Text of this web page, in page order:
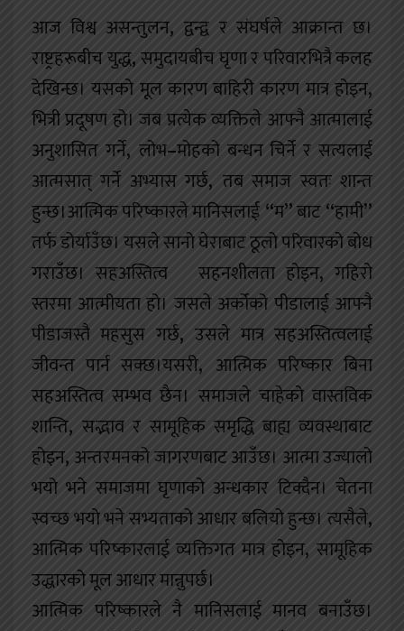
आज विश्व असन्तुलन,द्वन्द्व र संघर्षले आक्रान्त छ।
राष्ट्रहरूबीच युद्ध,समुदायबीच घृणा र परिवारभित्रै कलह
देखिन्छ। यसको मूल कारण बाहिरी कारण मात्र होइन,
भित्री प्रदूषण हो। जब प्रत्येक व्यक्तिले आफ्नै आत्मालाई
अनुशासित गर्ने, लोभ–मोहको बन्धन चिर्ने र सत्यलाई
आत्मसात् गर्ने अभ्यास गर्छ, तब समाज स्वतः शान्त
हुन्छ।आत्मिक परिष्कारले मानिसलाई “म”बाट“हामी”
तर्फ डोर्याउँछ। यसले सानो घेराबाट ठूलो परिवारको बोध
गराउँछ। सहअस्तित्व सहनशीलता होइन, गहिरो
स्तरमा आत्मीयता हो। जसले अर्कोको पीडालाई आफ्नै
पीडाजस्तै महसुस गर्छ,उसले मात्र सहअस्तित्वलाई
जीवन्त पार्न सक्छ।यसरी, आत्मिक परिष्कार बिना
सहअस्तित्व सम्भव छैन। समाजले चाहेको वास्तविक
शान्ति,सद्भाव र सामूहिक समृद्धि बाह्य व्यवस्थाबाट
होइन, अन्तरमनको जागरणबाट आउँछ। आत्मा उज्यालो
भयो भने समाजमा घृणाको अन्धकार टिक्दैन। चेतना
स्वच्छ भयो भने सभ्यताको आधार बलियो हुन्छ। त्यसैले,
आत्मिक परिष्कारलाई व्यक्तिगत मात्र होइन, सामूहिक
उद्धारको मूल आधार मान्नुपर्छ।
आत्मिक परिष्कारले नै मानिसलाई मानव बनाउँछ।